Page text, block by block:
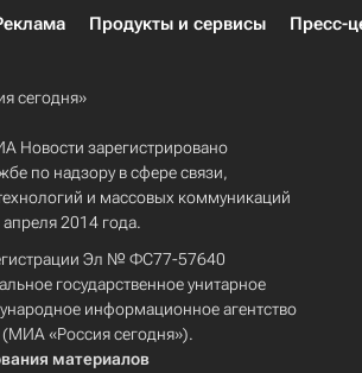
Продукты и сервисы Пресс-
сегодня»
Новости зарегистрировано
по надзору в сфере связи,
и массовых коммуникаций
2014 года.
Эл № ФС77-57640
государственное унитарное
информационное агентство
(МИА «Россия сегодня»).
материалов